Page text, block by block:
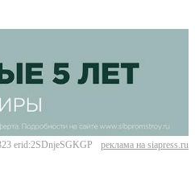
erid:2SDnjeSGKGP реклама на siapress.ru